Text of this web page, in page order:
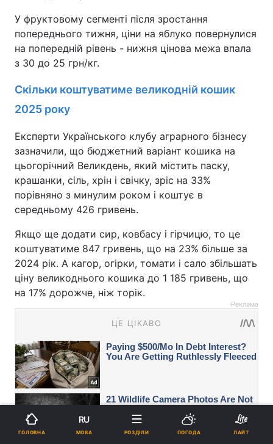
У фруктовому сегменті після зростання
попереднього тижня, ціни на яблуко повернулися
на попередній рівень - нижня цінова межа впала
з 30 до 25 грн/кг.
Скільки коштуватиме великодній кошик
2025 року
Експерти Українського клубу аграрного бізнесу
зазначили, що бюджетний варіант кошика на
цьогорічний Великдень, який містить паску,
крашанки, сіль, хрін і свічку, зріс на 33%
порівняно з минулим роком і коштує в
середньому 426 гривень.
Якщо ще додати сир, ковбасу і гірчицю, то це
коштуватиме 847 гривень, що на 23% більше за
2024 рік. А кагор, огірки, томати і сало збільшать
ціну великоднього кошика до 1 185 гривень, що
на 17% дорожче, ніж торік.
Реклама
ГОЛОВНА
RU
МОВА РОЗДІЛИ ПОГОДА ЛАЙТ